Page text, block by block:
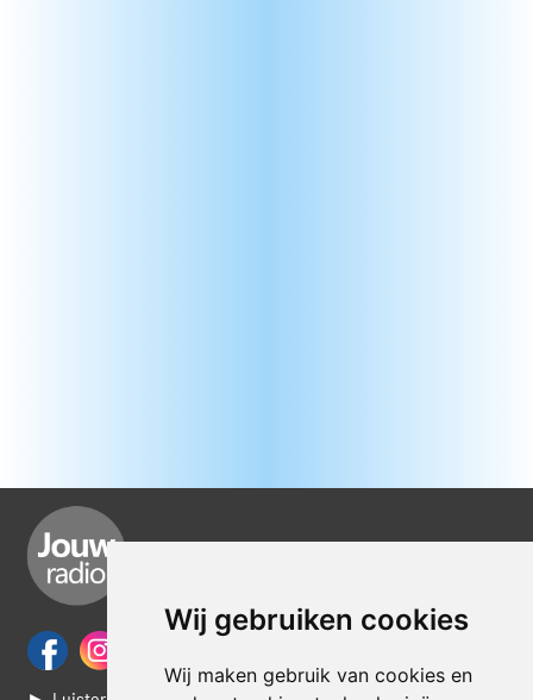
Wij gebruiken cookies
Wij maken gebruik van cookies en